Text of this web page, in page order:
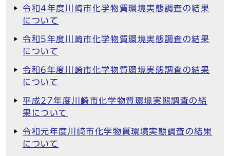
令和4年度川崎市化学物質環境実態調査の結果
について
令和5年度川崎市化学物質環境実態調査の結果
について
令和6年度川崎市化学物質環境実態調査の結果
について
平成27年度川崎市化学物質環境実態調査の結
果について
令和元年度川崎市化学物質環境実態調査の結果
について